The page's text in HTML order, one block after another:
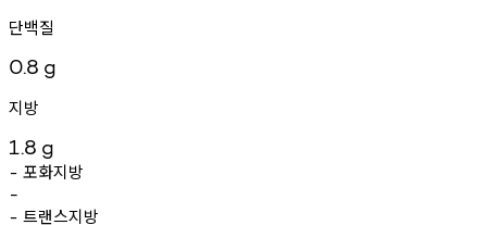
단백질
0.8 g
지방
1.8 g
- 포화지방
-
- 트랜스지방